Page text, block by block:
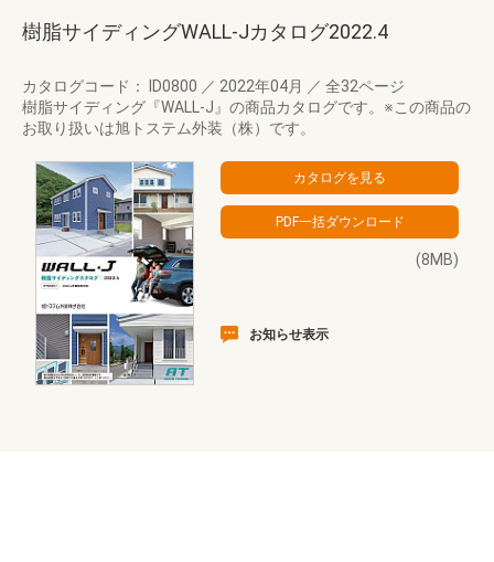
樹脂サイディングWALL-Jカタログ2022.4
カタログコード： ID0800 ／ 2022年04月 ／ 全32ページ
樹脂サイディング『WALL-J』の商品カタログです。※この商品の
お取り扱いは旭トステム外装（株）です。
(8MB)
お知らせ表示